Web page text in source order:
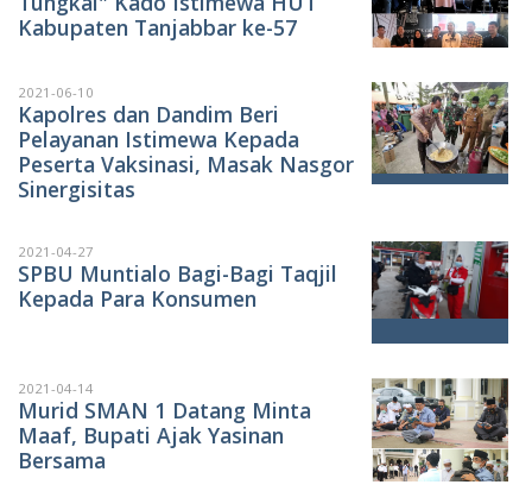
Kabupaten Tanjabbar ke-57
2021-06-10
Kapolres dan Dandim Beri
Pelayanan Istimewa Kepada
Peserta Vaksinasi, Masak Nasgor
Sinergisitas
2021-04-27
SPBU Muntialo Bagi-Bagi Taqjil
Kepada Para Konsumen
2021-04-14
Murid SMAN 1 Datang Minta
Maaf, Bupati Ajak Yasinan
Bersama